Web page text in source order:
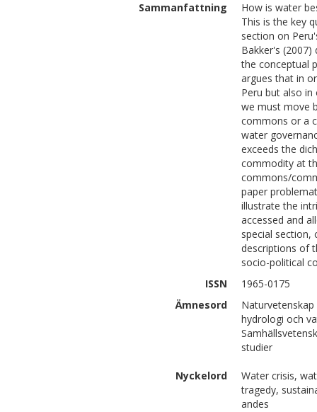
Sammanfattning
How is water
This is the key
section on
Bakker's
the conceptual
argues that in
Peru but also
we must move
commons or a
water
exceeds the
commodity at
commons/
paper
illustrate the
accessed and
special section,
descriptions of
socio-political
ISSN
1965-0175
Ämnesord
hydrologi och
studier
Nyckelord
Water crisis,
tragedy,
andes